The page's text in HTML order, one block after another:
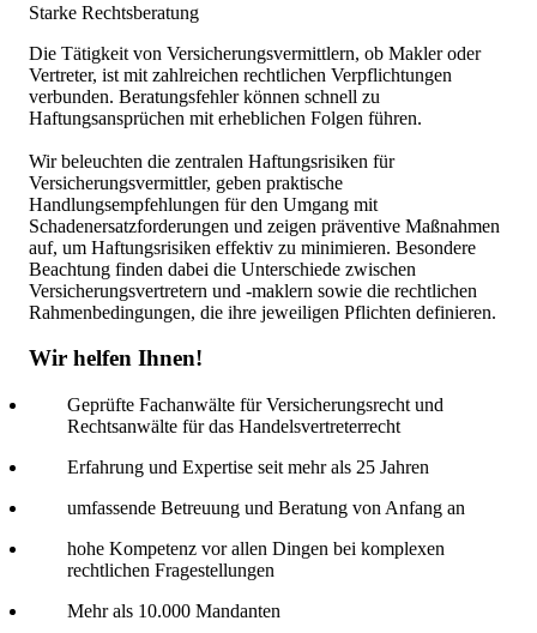
Starke Rechtsberatung
Die Tätigkeit von Versicherungsvermittlern, ob Makler oder
Vertreter, ist mit zahlreichen rechtlichen Verpflichtungen
verbunden. Beratungsfehler können schnell zu
Haftungsansprüchen mit erheblichen Folgen führen.
Wir beleuchten die zentralen Haftungsrisiken für
Versicherungsvermittler, geben praktische
Handlungsempfehlungen für den Umgang mit
Schadenersatzforderungen und zeigen präventive Maßnahmen
auf, um Haftungsrisiken effektiv zu minimieren. Besondere
Beachtung finden dabei die Unterschiede zwischen
Versicherungsvertretern und -maklern sowie die rechtlichen
Rahmenbedingungen, die ihre jeweiligen Pflichten definieren.
Wir helfen Ihnen!
Geprüfte Fachanwälte für Versicherungsrecht und
Rechtsanwälte für das Handelsvertreterrecht
Erfahrung und Expertise seit mehr als 25 Jahren
umfassende Betreuung und Beratung von Anfang an
hohe Kompetenz vor allen Dingen bei komplexen
rechtlichen Fragestellungen
Mehr als 10.000 Mandanten